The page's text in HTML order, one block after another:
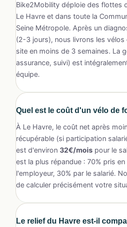
Bike2Mobility déploie des flottes
Le Havre et dans toute la
Seine Métropole. Après un
(2-3 jours), nous livrons les
site en moins de 3 semaines. La
assurance, suivi) est
équipe.
Quel est le coût d'un vélo de
À Le Havre, le coût net après
récupérable (si participation
est d'environ 32€/mois pour le
est la plus répandue : 70% pris
l'employeur, 30% par le salarié.
de calculer précisément votre
Le relief du Havre est-il